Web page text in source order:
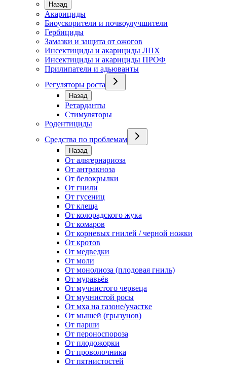
Назад
Акарициды
Биоускорители и почвоулучшители
Гербициды
Замазки и защита от ожогов
Инсектициды и акарициды ЛПХ
Инсектициды и акарициды ПРОФ
Прилипатели и адьюванты
Регуляторы роста
Назад
Ретарданты
Стимуляторы
Родентициды
Средства по проблемам
Назад
От альтернариоза
От антракноза
От белокрылки
От гнили
От гусениц
От клеща
От колорадского жука
От комаров
От корневых гнилей / черной ножки
От кротов
От медведки
От моли
От монолиоза (плодовая гниль)
От муравьёв
От мучнистого червеца
От мучнистой росы
От мха на газоне/участке
От мышей (грызунов)
От парши
От пероноспороза
От плодожорки
От проволочника
От пятнистостей